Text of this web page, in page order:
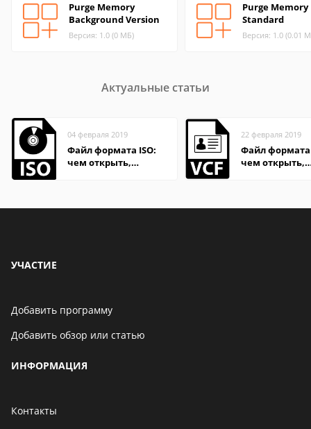
Purge Memory
Background Version
Версия: 1.0 (0 МБ)
Purge Memory
Standard
Версия: 1.0 (0.01
Актуальные статьи
04 февраля 2019
Файл формата ISO:
чем открыть,
22 февраля 2019
Файл
чем открыть,
УЧАСТИЕ
Добавить программу
Добавить обзор или статью
ИНФОРМАЦИЯ
Контакты